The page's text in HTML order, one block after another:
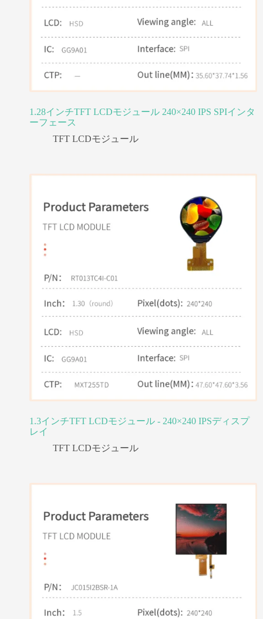
1.28インチTFT LCDモジュール 240×240 IPS SPIインタ
ーフェース
TFT LCDモジュール
1.3インチTFT LCDモジュール - 240×240 IPSディスプ
レイ
TFT LCDモジュール